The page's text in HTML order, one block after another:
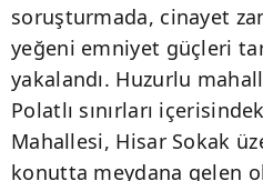
soruşturmada, cinayet
yeğeni emniyet güçleri
yakalandı. Huzurlu
Polatlı sınırları
Mahallesi, Hisar Sokak
konutta meydana gelen